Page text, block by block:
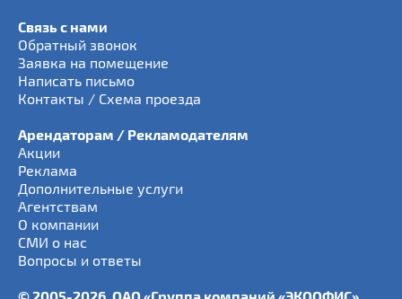
Связь с нами
Обратный звонок
Заявка на помещение
Написать письмо
Контакты / Схема проезда
Арендаторам / Рекламодателям
Акции
Реклама
Дополнительные услуги
Агентствам
О компании
СМИ о нас
Вопросы и ответы